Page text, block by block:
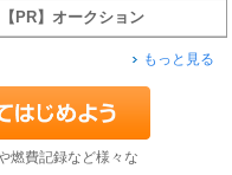
【PR】オークション
もっと見る
燃費記録など様々な